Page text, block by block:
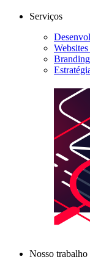
Serviços
Nosso trabalho